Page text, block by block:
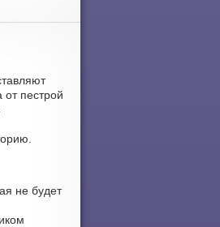
пестрой
не будет